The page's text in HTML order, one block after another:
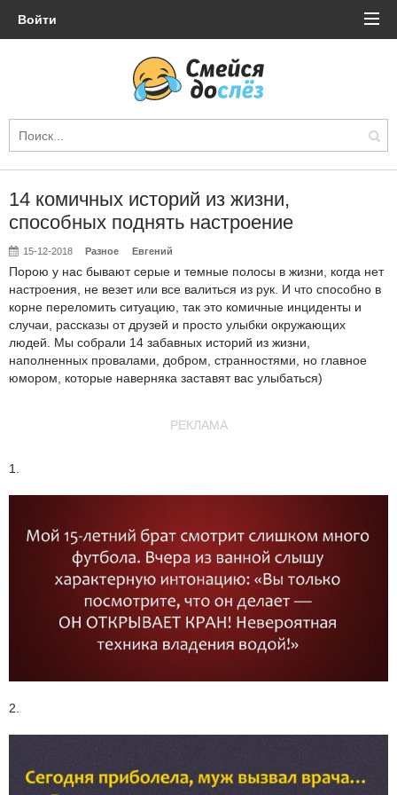
Войти
14 комичных историй из жизни,
способных поднять настроение
15-12-2018 Разное Евгений
Порою у нас бывают серые и темные полосы в жизни, когда нет
настроения, не везет или все валиться из рук. И что способно в
корне переломить ситуацию, так это комичные инциденты и
случаи, рассказы от друзей и просто улыбки окружающих
людей. Мы собрали 14 забавных историй из жизни,
наполненных провалами, добром, странностями, но главное
юмором, которые наверняка заставят вас улыбаться)
РЕКЛАМА
1.
2.